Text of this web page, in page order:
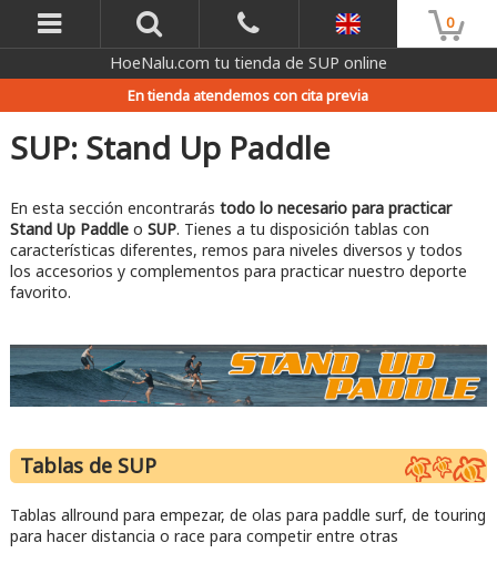
0
HoeNalu.com tu tienda de SUP online
En tienda atendemos con cita previa
SUP: Stand Up Paddle
En esta sección encontrarás todo lo necesario para practicar
Stand Up Paddleo SUP. Tienes a tu disposición tablas con
características diferentes, remos para niveles diversos y todos
los accesorios y complementos para practicar nuestro deporte
favorito.
Tablas de SUP
Tablas allround para empezar, de olas para paddle surf, de touring
para hacer distancia o race para competir entre otras